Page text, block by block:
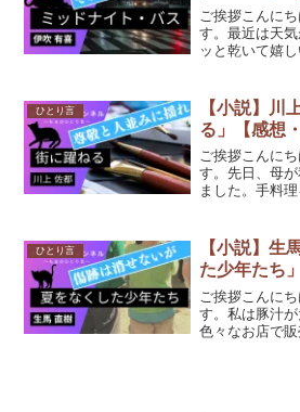
ご挨拶こんに
す。最近は天
ッと乾いて嬉
ひとり言
【小説】川
る」【感想
ご挨拶こんに
す。先日、母
ました。手料
した。今後も
と思いました
ひとり言
【小説】生
た少年たち
ご挨拶こんに
す。私は豚汁
色々なお店で販